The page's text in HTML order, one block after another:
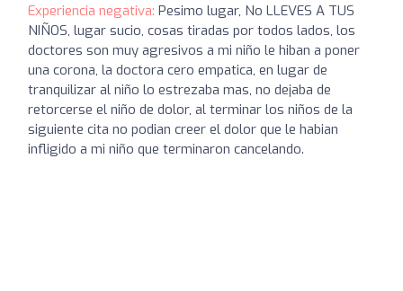
Experiencia negativa: Pesimo lugar, No LLEVES A TUS
NIÑOS, lugar sucio, cosas tiradas por todos lados, los
doctores son muy agresivos a mi niño le hiban a poner
una corona, la doctora cero empatica, en lugar de
tranquilizar al niño lo estrezaba mas, no dejaba de
retorcerse el niño de dolor, al terminar los niños de la
siguiente cita no podian creer el dolor que le habian
infligido a mi niño que terminaron cancelando.